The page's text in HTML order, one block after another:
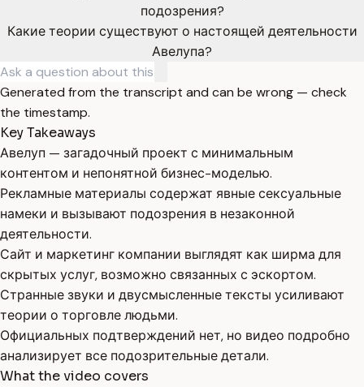
подозрения?
Какие теории существуют о настоящей деятельности
Авелупа?
Generated from the transcript and can be wrong — check
the timestamp.
Key Takeaways
Авелуп — загадочный проект с минимальным
контентом и непонятной бизнес-моделью.
Рекламные материалы содержат явные сексуальные
намеки и вызывают подозрения в незаконной
деятельности.
Сайт и маркетинг компании выглядят как ширма для
скрытых услуг, возможно связанных с эскортом.
Странные звуки и двусмысленные тексты усиливают
теории о торговле людьми.
Официальных подтверждений нет, но видео подробно
анализирует все подозрительные детали.
What the video covers